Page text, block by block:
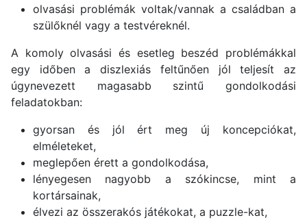
olvasási problémák voltak/vannak a családban a
szülőknél vagy a testvéreknél.
A komoly olvasási és esetleg beszéd problémákkal
egy időben a diszlexiás feltűnően jól teljesít az
úgynevezett magasabb szintű gondolkodási
feladatokban:
gyorsan és jól ért meg új koncepciókat,
elméleteket,
meglepően érett a gondolkodása,
lényegesen nagyobb a szókincse, mint a
kortársainak,
élvezi az összerakós játékokat, a puzzle-kat,